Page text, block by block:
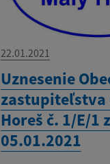
22.01.2021
Uznesenie
zastupiteľstva
Horeš č. 1/E/1
05.01.2021